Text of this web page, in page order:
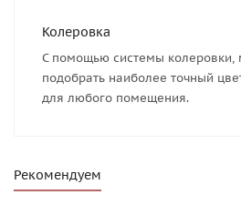
Колеровка
С помощью системы
подобрать наиболее точный
для любого помещения.
Рекомендуем